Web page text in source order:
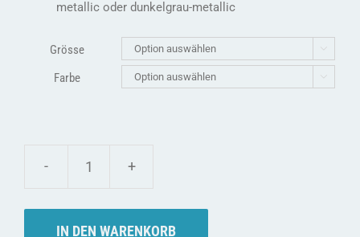
metallic oder dunkelgrau-metallic
Grösse 
Farbe 
biohort
-
so
IN DEN WARENKORB